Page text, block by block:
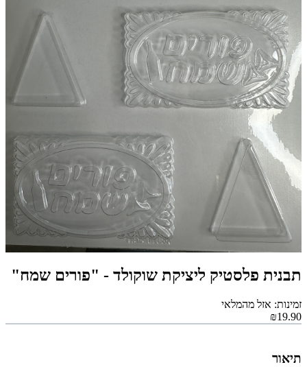
תבנית פלסטיק ליציקת שוקולד - "פורים שמח"
זמינות: אזל מהמלאי
₪19.90
תיאור